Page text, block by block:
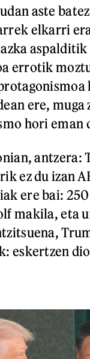
aste
elkarri
errotik
ere,
hori eman
antzera:
ez du izan
ere bai: 250
makila, eta
eskertzen